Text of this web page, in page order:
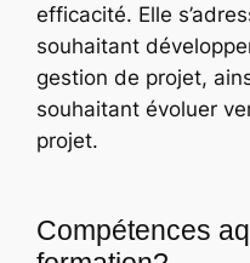
efficacité. Elle
souhaitant
gestion de projet,
souhaitant évoluer
projet.
Compétences